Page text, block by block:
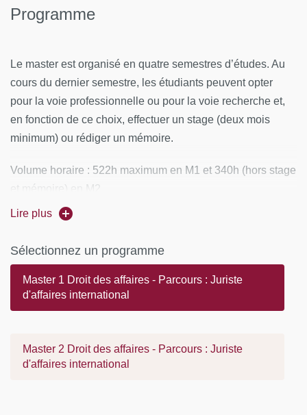
Programme
Le master est organisé en quatre semestres d’études. Au
cours du dernier semestre, les étudiants peuvent opter
pour la voie professionnelle ou pour la voie recherche et,
en fonction de ce choix, effectuer un stage (deux mois
minimum) ou rédiger un mémoire.
Volume horaire : 522h maximum en M1 et 340h (hors stage
et mémoire) en M2
Lire plus
Sélectionnez un programme
Master 1 Droit des affaires - Parcours : Juriste
d'affaires international
Master 2 Droit des affaires - Parcours : Juriste
d'affaires international